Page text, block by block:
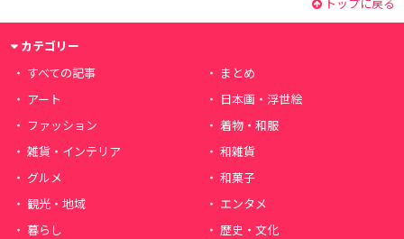
カテゴリー
すべての記事
まとめ
アート
日本画・浮世絵
ファッション
着物・和服
雑貨・インテリア
和雑貨
グルメ
和菓子
観光・地域
エンタメ
暮らし
歴史・文化